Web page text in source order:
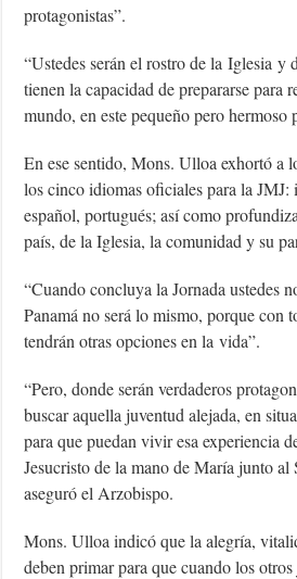
protagonistas”.
“Ustedes serán el rostro de la Iglesia y
tienen la capacidad de prepararse para
mundo, en este pequeño pero hermoso
En ese sentido, Mons. Ulloa exhortó a
los cinco idiomas oficiales para la JMJ:
español, portugués; así como
país, de la Iglesia, la comunidad y su
“Cuando concluya la Jornada ustedes
Panamá no será lo mismo, porque con
tendrán otras opciones en la vida”.
“Pero, donde serán verdaderos
buscar aquella juventud alejada, en
para que puedan vivir esa experiencia
Jesucristo de la mano de María junto al
aseguró el Arzobispo.
Mons. Ulloa indicó que la alegría,
deben primar para que cuando los